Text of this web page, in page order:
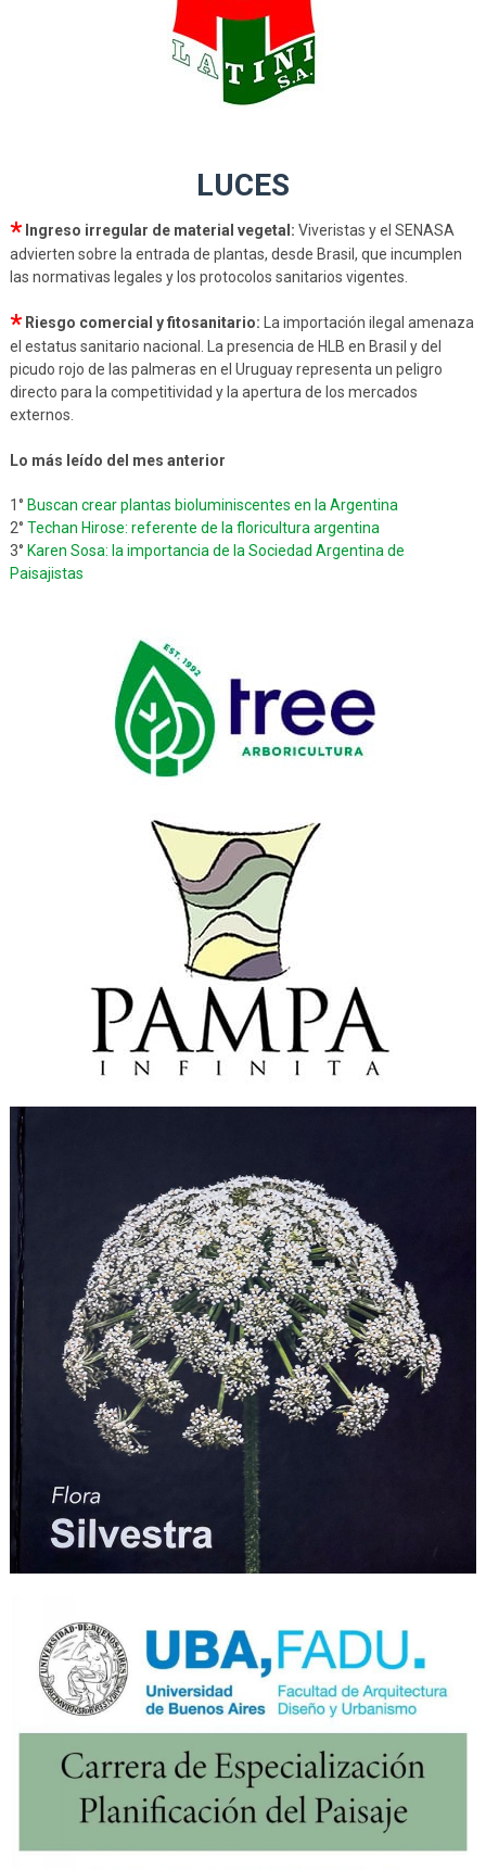
LUCES
* Ingreso irregular de material vegetal: Viveristas y el SENASA
advierten sobre la entrada de plantas, desde Brasil, que incumplen
las normativas legales y los protocolos sanitarios vigentes.
* Riesgo comercial y fitosanitario: La importación ilegal amenaza
el estatus sanitario nacional. La presencia de HLB en Brasil y del
picudo rojo de las palmeras en el Uruguay representa un peligro
directo para la competitividad y la apertura de los mercados
externos.
Lo más leído del mes anterior
1° Buscan crear plantas bioluminiscentes en la Argentina
2° Techan Hirose: referente de la floricultura argentina
3° Karen Sosa: la importancia de la Sociedad Argentina de
Paisajistas